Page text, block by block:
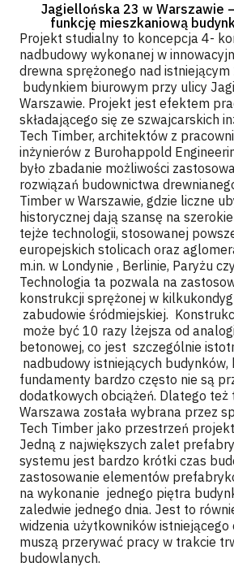
Jagiellońska 23 w Warszawie
funkcję mieszkaniową
Projekt studialny to koncepcja 4-
nadbudowy wykonanej w
drewna sprężonego nad
budynkiem biurowym przy ulicy
Warszawie. Projekt jest efektem
składającego się ze szwajcarskich
Tech Timber, architektów z
inżynierów z Burohappold
było zbadanie możliwości
rozwiązań budownictwa
Timber w Warszawie, gdzie liczne
historycznej dają szansę na
tejże technologii, stosowanej
europejskich stolicach oraz
m.in. w Londynie , Berlinie, Paryżu
Technologia ta pozwala na
konstrukcji sprężonej w
zabudowie śródmiejskiej.
może być 10 razy lżejsza od
betonowej, co jest szczególnie
nadbudowy istniejących budynków,
fundamenty bardzo często nie są
dodatkowych obciążeń. Dlatego też
Warszawa została wybrana przez
Tech Timber jako przestrzeń
Jedną z największych zalet
systemu jest bardzo krótki czas
zastosowanie elementów
na wykonanie jednego piętra
zaledwie jednego dnia. Jest to
widzenia użytkowników
muszą przerywać pracy w trakcie
budowlanych.